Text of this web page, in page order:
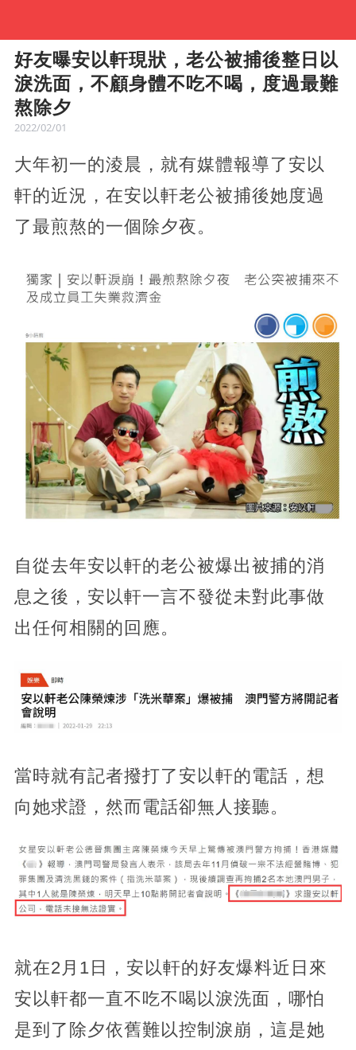
好友曝安以軒現狀，老公被捕後整日以
淚洗面，不顧身體不吃不喝，度過最難
熬除夕
2022/02/01
大年初一的淩晨，就有媒體報導了安以
軒的近況，在安以軒老公被捕後她度過
了最煎熬的一個除夕夜。
自從去年安以軒的老公被爆出被捕的消
息之後，安以軒一言不發從未對此事做
出任何相關的回應。
當時就有記者撥打了安以軒的電話，想
向她求證，然而電話卻無人接聽。
就在2月1日，安以軒的好友爆料近日來
安以軒都一直不吃不喝以淚洗面，哪怕
是到了除夕依舊難以控制淚崩，這是她